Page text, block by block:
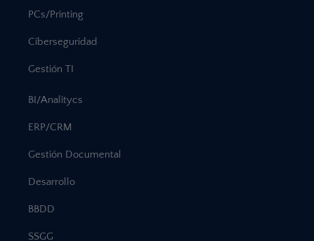
PCs/Printing
Ciberseguridad
Gestión TI
BI/Analitycs
ERP/CRM
Gestión Documental
Desarrollo
BBDD
SSGG